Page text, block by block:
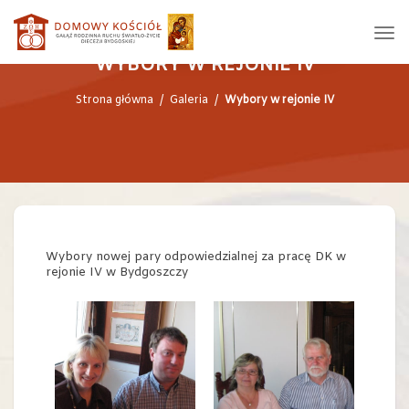
WYBORY W REJONIE IV
Strona główna / Galeria / Wybory w rejonie IV
Wybory nowej pary odpowiedzialnej za pracę DK w
rejonie IV w Bydgoszczy